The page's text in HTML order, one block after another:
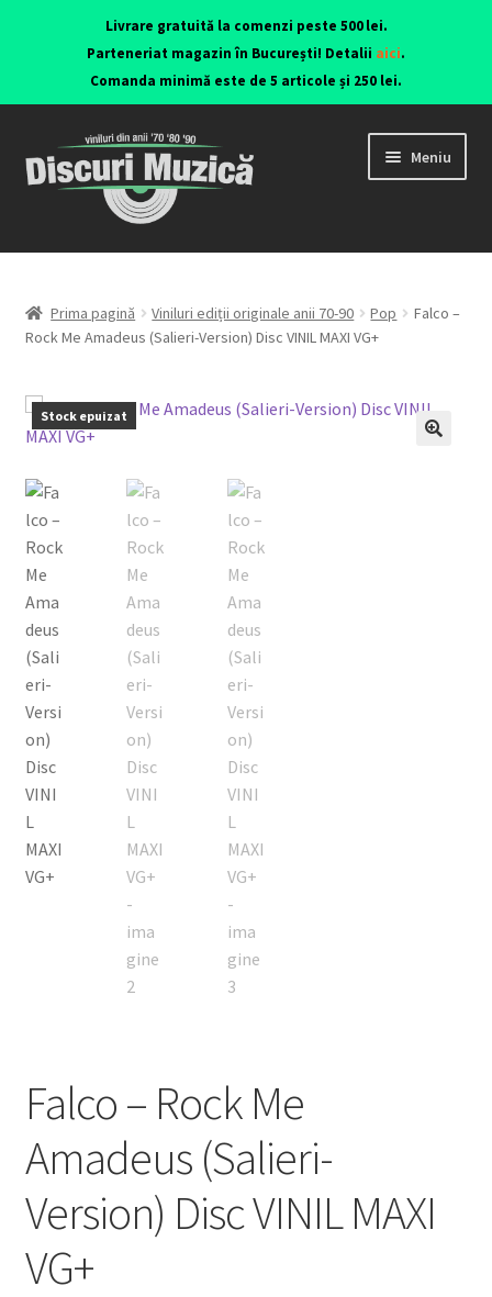
Livrare gratuită la comenzi peste 500 lei.
Parteneriat magazin în București! Detalii aici.
Comanda minimă este de 5 articole și 250 lei.
Meniu
Viniluri ediții originale anii 70-90
CD-uri originale
Echipamente
Listă produse
Oferta lunii
Contul meu
Prima pagină Viniluri ediții originale anii 70-90 Pop
Falco ‎–
Rock Me Amadeus (Salieri-Version) Disc VINIL MAXI VG+
Stock epuizat
Falco ‎– Rock Me
Amadeus (Salieri-
Version) Disc VINIL MAXI
VG+